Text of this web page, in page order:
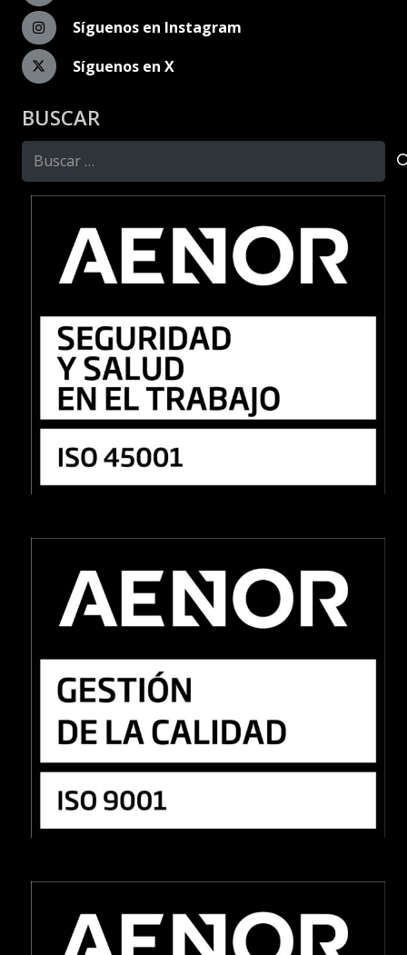
Síguenos en Instagram
Síguenos en X
BUSCAR
Buscar: